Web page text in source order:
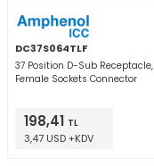
DC37S064TLF
37 Position D-Sub Receptacle,
Female Sockets Connector
198,41 TL
3,47 USD +KDV